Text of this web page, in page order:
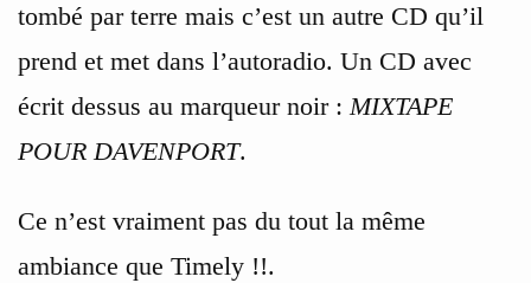
tombé par terre mais c’est un autre CD qu’il
prend et met dans l’autoradio. Un CD avec
écrit dessus au marqueur noir :MIXTAPE
POUR DAVENPORT.
Ce n’est vraiment pas du tout la même
ambiance que Timely !!.